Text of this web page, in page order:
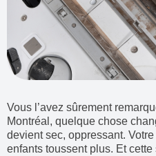
Vous l’avez sûrement
Montréal, quelque chose
devient sec, oppressant.
enfants toussent plus. Et